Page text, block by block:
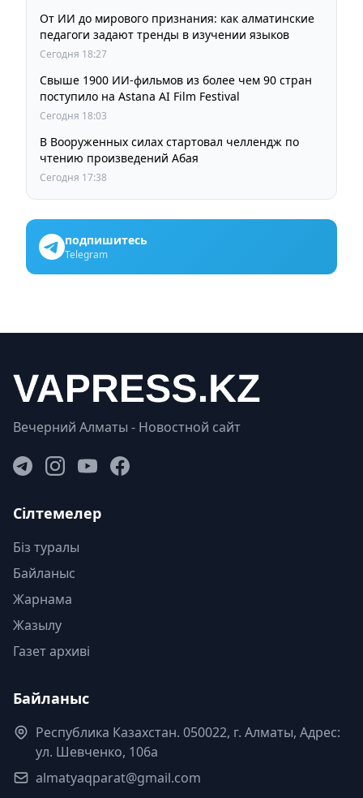
От ИИ до мирового признания: как алматинские
педагоги задают тренды в изучении языков
Сегодня 18:27
Свыше 1900 ИИ-фильмов из более чем 90 стран
поступило на Astana AI Film Festival
Сегодня 18:03
В Вооруженных силах стартовал челлендж по
чтению произведений Абая
Сегодня 17:38
подпишитесь
Telegram
Вечерний Алматы - Новостной сайт
Сілтемелер
Біз туралы
Байланыс
Жарнама
Жазылу
Газет архиві
Байланыс
Республика Казахстан. 050022, г. Алматы, Адрес:
ул. Шевченко, 106а
almatyaqparat@gmail.com